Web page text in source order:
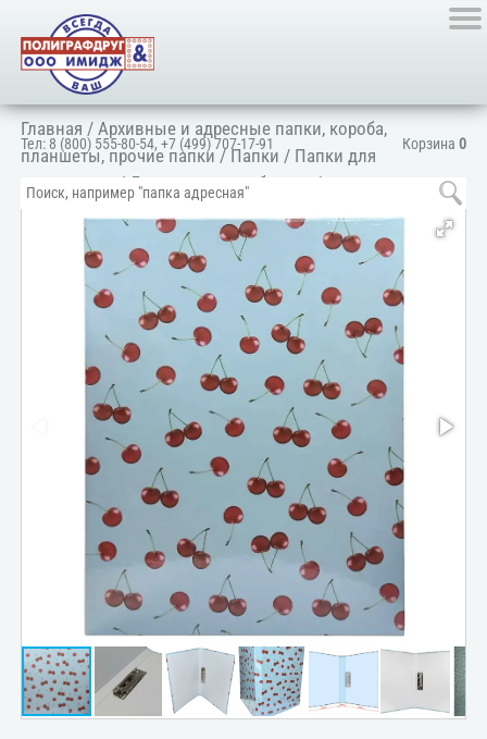
Корзина 0
Тел: 8 (800) 555-80-54,+7 (499) 707-17-91
Главная /Архивные и адресные папки, короба,
планшеты, прочие папки/Папки / Папки для
документов
/ Для документооборота /